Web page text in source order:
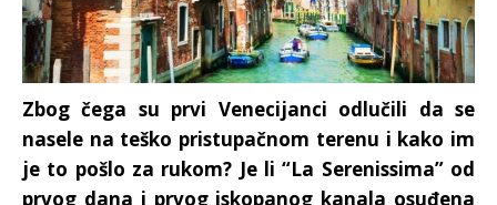
Zbog čega su prvi Venecijanci odlučili da se
nasele na teško pristupačnom terenu i kako im
je to pošlo za rukom? Je li “La Serenissima” od
prvog dana i prvog iskopanog kanala osuđena